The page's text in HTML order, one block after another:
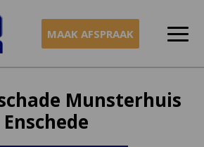
MAAK AFSPRAAK
Munsterhuis
Enschede